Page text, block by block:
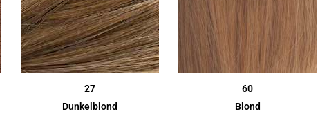
27
Dunkelblond
60
Blond